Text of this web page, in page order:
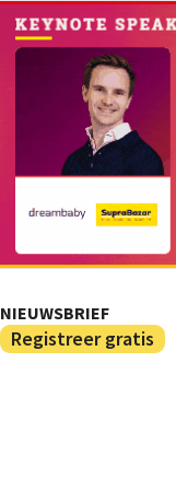
NIEUWSBRIEF
Registreer gratis